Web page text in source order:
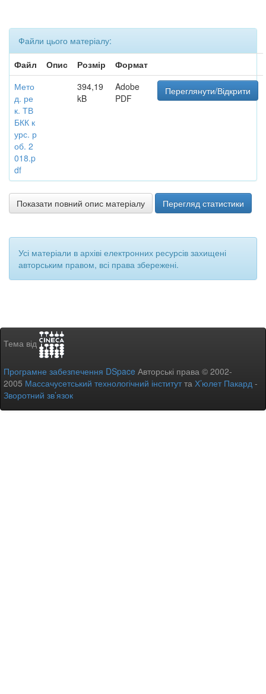
Файли цього матеріалу:
Файл
Опис Розмір
Формат
Мето
д. ре
к. ТВ
БКК к
урс. р
об. 2
018.p
df
394,19
kB
Adobe
PDF
Переглянути/Відкрити
Показати повний опис матеріалу Перегляд статистики
Усі матеріали в архіві електронних ресурсів захищені
авторським правом, всі права збережені.
Тема від
Програмне забезпечення DSpace Авторські права © 2002-
2005 Массачусетський технологічний інститутта Х’юлет Пакард -
Зворотний зв’язок